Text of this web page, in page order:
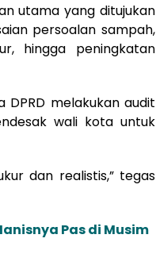
utama yang ditujukan
persoalan sampah,
hingga peningkatan
melakukan audit
wali kota untuk
dan realistis,” tegas
Pas di Musim